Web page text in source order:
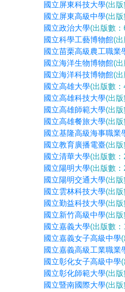
國立屏東科技大學(出
國立屏東高級中學(出
國立政治大學(出版數
國立科學工藝博物館(
國立苗栗高級農工職業
國立海洋生物博物館(
國立海洋科技博物館(
國立高雄大學(出版數：
國立高雄科技大學(出
國立高雄師範大學(出
國立高雄餐旅大學(出
國立基隆高級海事職業
國立教育廣播電臺(出
國立清華大學(出版數
國立陽明大學(出版數
國立陽明交通大學(出
國立雲林科技大學(出
國立勤益科技大學(出
國立新竹高級中學(出
國立嘉義大學(出版數
國立嘉義女子高級中學
國立嘉義高級工業職業
國立彰化女子高級中學
國立彰化師範大學(出
國立暨南國際大學(出